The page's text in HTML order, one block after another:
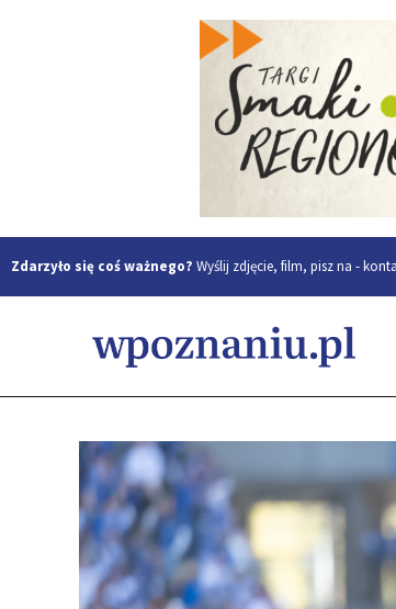
Zdarzyło się coś ważnego? Wyślij zdjęcie, film, pisz na -